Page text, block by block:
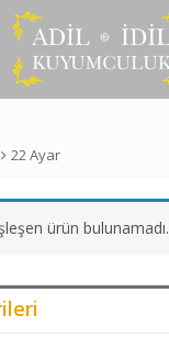
22 Ayar
ürün bulunamadı.